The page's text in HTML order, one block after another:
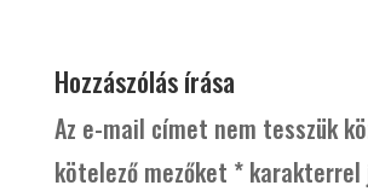
Hozzászólás írása
Az e-mail címet nem tesszük
kötelező mezőket *karakterrel